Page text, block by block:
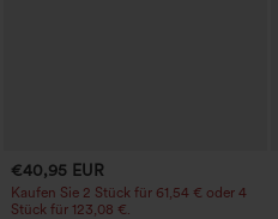
€40,95 EUR
Kaufen Sie 2 Stück für 61,54 € oder 4
Stück für 123,08 €.